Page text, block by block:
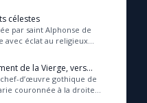
célestes
par saint Alphonse de
avec éclat au religieux
de la Vierge, vers
d’œuvre gothique de
couronnée à la droite